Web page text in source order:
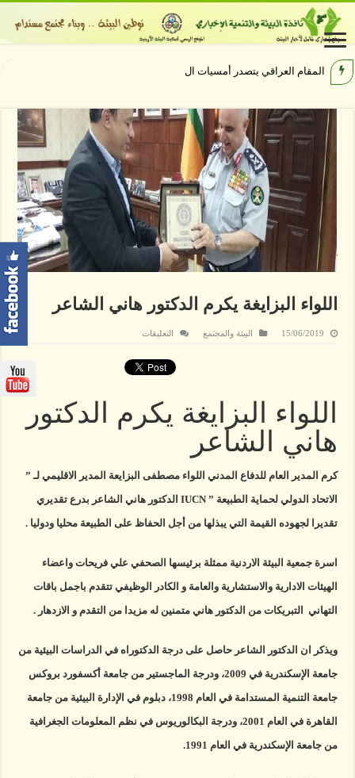
المقام العراقي يتصدر أمسيات الهيبودروم
اللواء البزايغة يكرم الدكتور هاني الشاعر
15/06/2019 البيئة والمجتمع التعليقات
يكرم
الدكتور
اللواء البزايغة يكرم الدكتور
هاني الشاعر
كرم المدير العام للدفاع المدني اللواء مصطفى البزايعة المدير الاقليمي لـ ”
الاتحاد الدولي لحماية الطبيعة ” IUCN الدكتور هاني الشاعر بدرع تقديري
تقديرا لجهوده القيمة التي يبذلها من أجل الحفاظ على الطبيعة محليا ودوليا .
اسرة جمعية البيئة الاردنية ممثلة برئيسها الصحفي علي فريحات واعضاء
الهيئات الادارية والاستشارية والعامة و الكادر الوظيفي تتقدم باجمل باقات
التهاني التبريكات من الدكتور هاني متمنين له مزيدا من التقدم و الازدهار .
ويذكر ان الدكتور الشاعر حاصل على درجة الدكتوراه في الدراسات البيئية من
جامعة الإسكندرية في 2009، ودرجة الماجستير من جامعة أكسفورد بروكس
جامعة التنمية المستدامة في العام 1998، دبلوم في الإدارة البيئية من جامعة
القاهرة في العام 2001، ودرجة البكالوريوس في نظم المعلومات الجغرافية
من جامعة الإسكندرية في العام 1991.